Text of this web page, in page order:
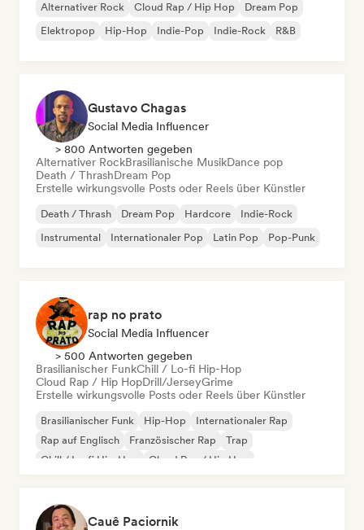
Alternativer Rock Cloud Rap / Hip Hop
Dream Pop
Elektropop
Hip-Hop Indie-Pop Indie-Rock R&B
Gustavo Chagas
Social Media Influencer
> 800 Antworten gegeben
Alternativer RockBrasilianische MusikDance pop
Death / ThrashDream Pop
Erstelle wirkungsvolle Posts oder Reels über Künstler
Death / Thrash Dream Pop Hardcore
Indie-Rock
Instrumental
Internationaler Pop Latin Pop Pop-Punk
rap no prato
Social Media Influencer
> 500 Antworten gegeben
Brasilianischer FunkChill / Lo-fi Hip-Hop
Cloud Rap / Hip HopDrill/JerseyGrime
Erstelle wirkungsvolle Posts oder Reels über Künstler
Brasilianischer Funk Hip-Hop
Internationaler Rap
Rap auf Englisch
Französischer Rap
Trap
Chill / Lo-fi Hip-Hop
Cloud Rap / Hip Hop
Cauê Paciornik